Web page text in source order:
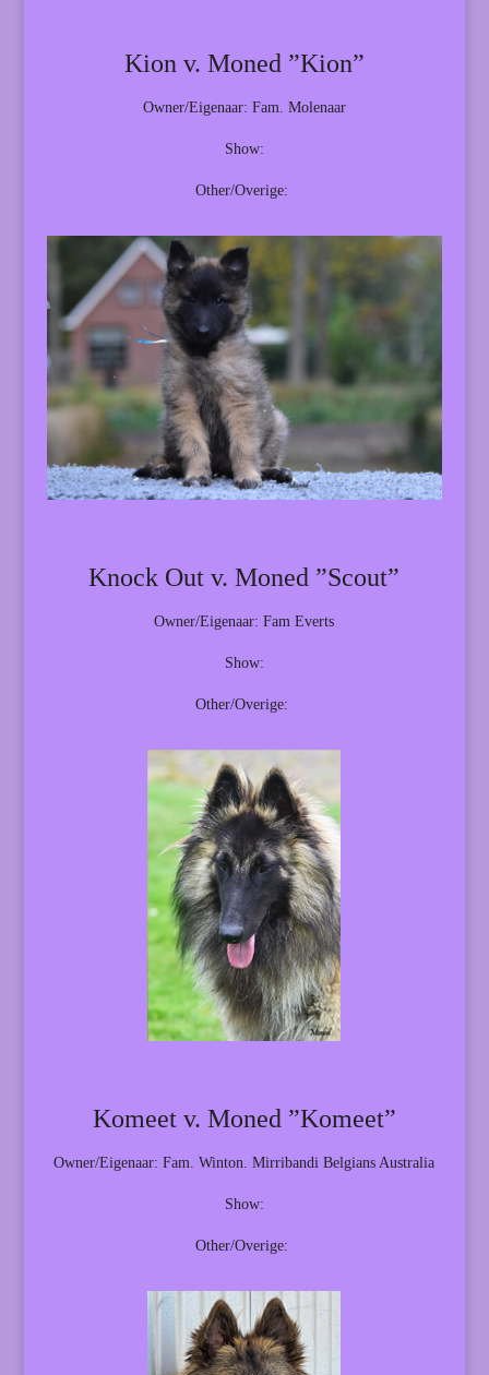
Kion v. Moned ”Kion”
Owner/Eigenaar: Fam. Molenaar
Show:
Other/Overige:
Knock Out v. Moned ”Scout”
Owner/Eigenaar: Fam Everts
Show:
Other/Overige:
Komeet v. Moned ”Komeet”
Owner/Eigenaar: Fam. Winton. Mirribandi Belgians Australia
Show:
Other/Overige: